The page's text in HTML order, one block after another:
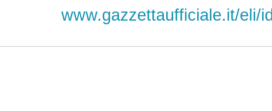
www.gazzettaufficiale.it/eli/